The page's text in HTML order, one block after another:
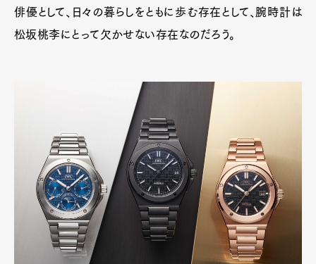
俳優として、日々の暮らしをともに歩む存在として、腕時計は
松坂桃李にとって欠かせない存在なのだろう。